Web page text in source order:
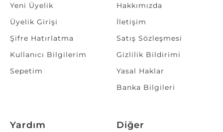
Yeni Üyelik
Üyelik Girişi
Şifre Hatırlatma
Kullanıcı Bilgilerim
Sepetim
Hakkımızda
İletişim
Satış Sözleşmesi
Gizlilik Bildirimi
Yasal Haklar
Banka Bilgileri
Yardım
Diğer